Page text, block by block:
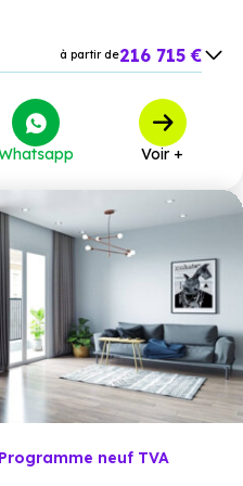
à partir de216 715 €
à partir de 330 812 €
Voir +
neuf TVA